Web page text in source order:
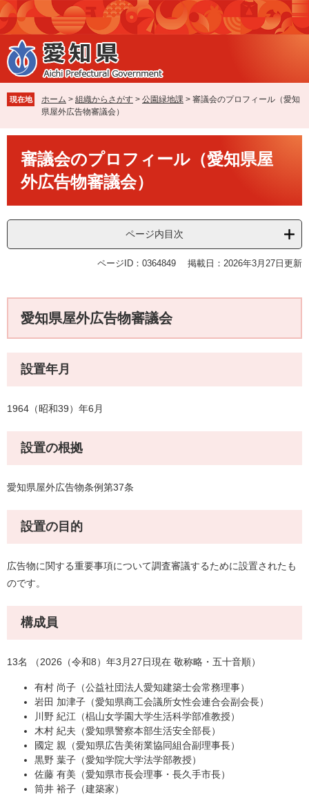
ペ
ー
ジ
の
先
で
す
メ
ニ
ュ
ー
を
ば
し
本
現在地 ホーム > 組織からさがす > 公園緑地課 > 審議会のプロフィール（愛知
県屋外広告物審議会）
審議会のプロフィール（愛知県屋
外広告物審議会）
ページ内目次
ページID：0364849 掲載日：2026年3月27日更新
愛知県屋外広告物審議会
設置年月
1964（昭和39）年6月
設置の根拠
愛知県屋外広告物条例第37条
設置の目的
広告物に関する重要事項について調査審議するために設置されたも
のです。
構成員
13名 （2026（令和8）年3月27日現在 敬称略・五十音順）
有村 尚子（公益社団法人愛知建築士会常務理事）
岩田 加津子（愛知県商工会議所女性会連合会副会長）
川野 紀江（椙山女学園大学生活科学部准教授）
木村 紀夫（愛知県警察本部生活安全部長）
國定 親（愛知県広告美術業協同組合副理事長）
黒野 葉子（愛知学院大学法学部教授）
佐藤 有美（愛知県市長会理事・長久手市長）
筒井 裕子（建築家）